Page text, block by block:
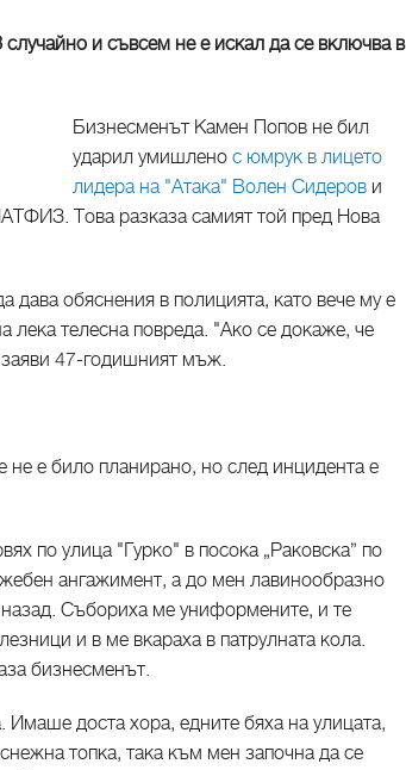
и съвсем не е искал да се включва в
Бизнесменът Камен Попов не бил
ударил умишлено с юмрук в лицето
лидера на "Атака" Волен Сидеров и
Това разказа самият той пред Нова
дава обяснения в полицията, като вече му е
лека телесна повреда. "Ако се докаже, че
47-годишният мъж.
не е било планирано, но след инцидента е
по улица "Гурко" в посока „Раковска” по
ангажимент, а до мен лавинообразно
Събориха ме униформените, и те
и в ме вкараха в патрулната кола.
бизнесменът.
Имаше доста хора, едните бяха на улицата,
топка, така към мен започна да се